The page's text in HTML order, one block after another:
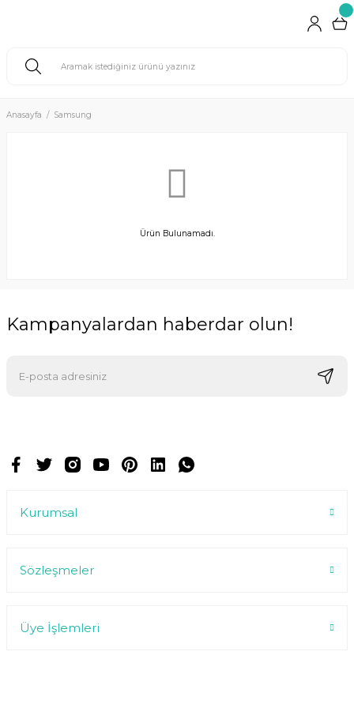
Anasayfa Samsung
Ürün Bulunamadı.
Kampanyalardan haberdar olun!
Kurumsal
Sözleşmeler
Üye İşlemleri